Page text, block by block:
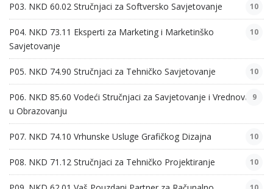
P03. NKD 60.02 Stručnjaci za Softversko Savjetovanje 10
P04. NKD 73.11 Eksperti za Marketing i Marketinško
Savjetovanje
10
P05. NKD 74.90 Stručnjaci za Tehničko Savjetovanje 10
P06. NKD 85.60 Vodeći Stručnjaci za Savjetovanje i Vrednovanje
u Obrazovanju
9
P07. NKD 74.10 Vrhunske Usluge Grafičkog Dizajna 10
P08. NKD 71.12 Stručnjaci za Tehničko Projektiranje 10